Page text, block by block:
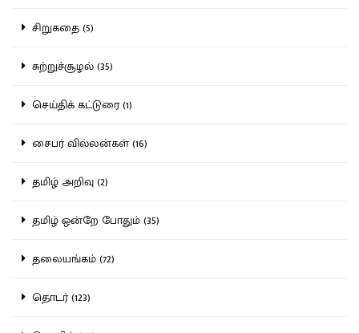
சிறுகதை (5)
சுற்றுச்சூழல் (35)
செய்திக் கட்டுரை (1)
சைபர் வில்லன்கள் (16)
தமிழ் அறிவு (2)
தமிழ் ஒன்றே போதும் (35)
தலையங்கம் (72)
தொடர் (123)